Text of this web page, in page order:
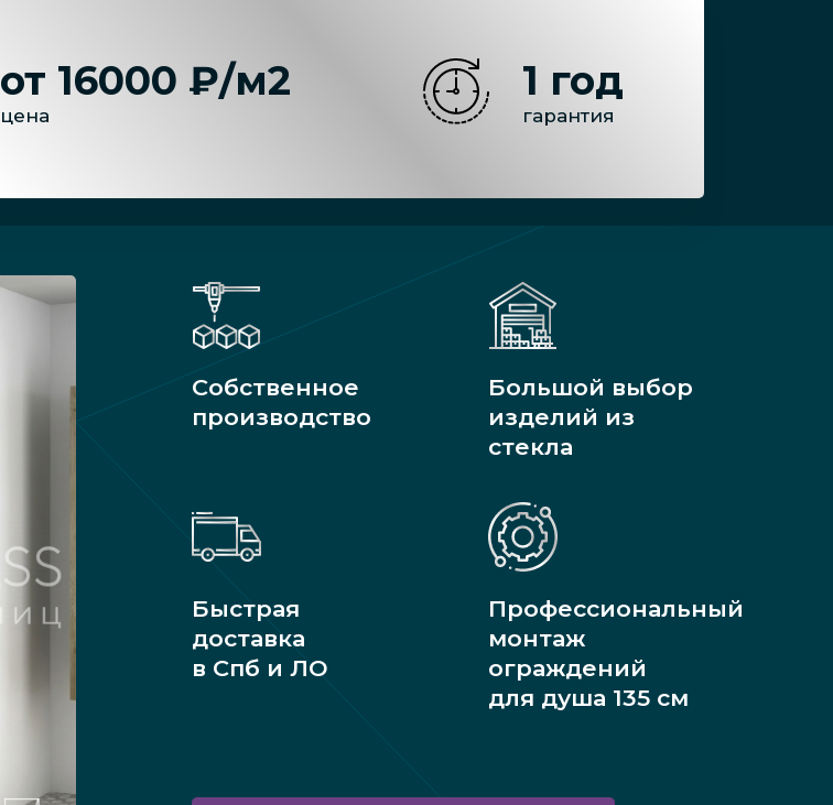
от 16000 ₽/м2
цена
1 год
гарантия
Собственное
производство
Большой выбор
изделий из
стекла
Быстрая
доставка
в Спб и ЛО
Профессиональный
монтаж
ограждений
для душа 135 см